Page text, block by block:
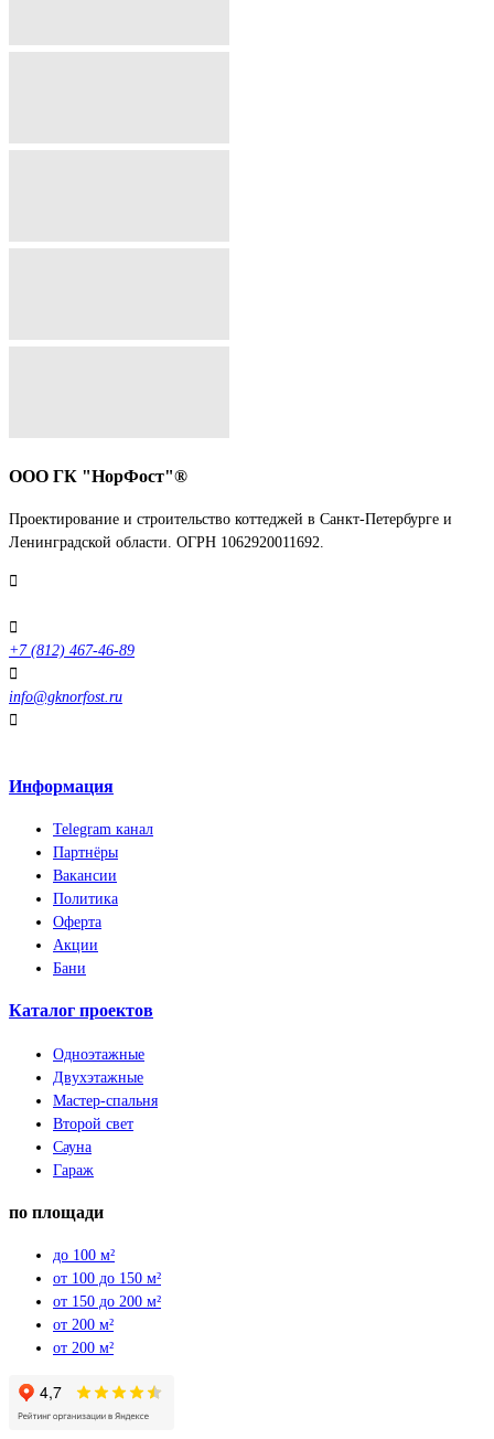
ООО ГК "НорФост"®
Проектирование и строительство коттеджей в Санкт-Петербурге и
Ленинградской области. ОГРН 1062920011692.
+7 (812) 467-46-89
info@gknorfost.ru
Информация
Telegram канал
Партнёры
Вакансии
Политика
Оферта
Акции
Бани
Каталог проектов
Одноэтажные
Двухэтажные
Мастер-спальня
Второй свет
Сауна
Гараж
по площади
до 100 м²
от 100 до 150 м²
от 150 до 200 м²
от 200 м²
от 200 м²